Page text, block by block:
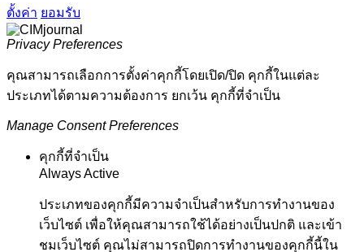
ตั้งค่า ยอมรับ
Privacy Preferences
คุณสามารถเลือกการตั้งค่าคุกกี้โดยเปิด/ปิด คุกกี้ในแต่ละ
ประเภทได้ตามความต้องการ ยกเว้น คุกกี้ที่จำเป็น
Manage Consent Preferences
คุกกี้ที่จำเป็น
Always Active
ประเภทของคุกกี้มีความจำเป็นสำหรับการทำงานของ
เว็บไซต์ เพื่อให้คุณสามารถใช้ได้อย่างเป็นปกติ และเข้า
ชมเว็บไซต์ คุณไม่สามารถปิดการทำงานของคุกกี้นี้ใน